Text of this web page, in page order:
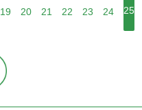
19 20 21 22 23 24 25